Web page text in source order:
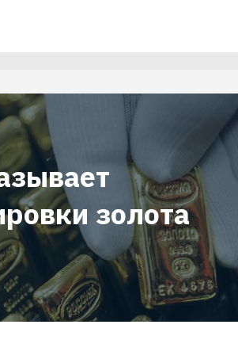
золота